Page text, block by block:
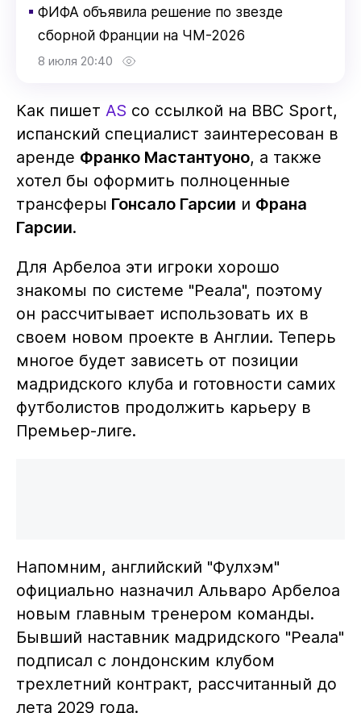
▪ ФИФА объявила решение по звезде
сборной Франции на ЧМ-2026
8 июля 20:40
Как пишет AS со ссылкой на BBC Sport,
испанский специалист заинтересован в
аренде Франко Мастантуоно, а также
хотел бы оформить полноценные
трансферы Гонсало Гарсии и Франа
Гарсии.
Для Арбелоа эти игроки хорошо
знакомы по системе "Реала", поэтому
он рассчитывает использовать их в
своем новом проекте в Англии. Теперь
многое будет зависеть от позиции
мадридского клуба и готовности самих
футболистов продолжить карьеру в
Премьер-лиге.
Напомним, английский "Фулхэм"
официально назначил Альваро Арбелоа
новым главным тренером команды.
Бывший наставник мадридского "Реала"
подписал с лондонским клубом
трехлетний контракт, рассчитанный до
лета 2029 года.